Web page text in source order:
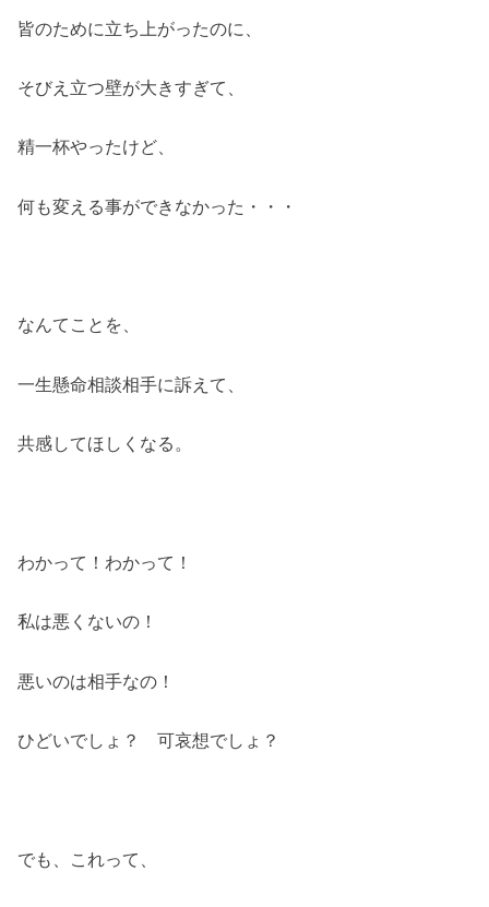
皆のために立ち上がったのに、
そびえ立つ壁が大きすぎて、
精一杯やったけど、
何も変える事ができなかった・・・
なんてことを、
一生懸命相談相手に訴えて、
共感してほしくなる。
わかって！わかって！
私は悪くないの！
悪いのは相手なの！
ひどいでしょ？ 可哀想でしょ？
でも、これって、